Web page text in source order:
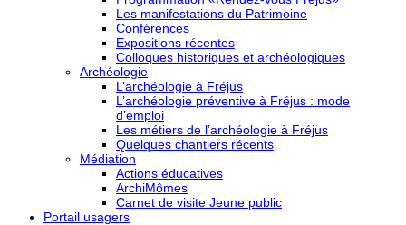
Les manifestations du Patrimoine
Conférences
Expositions récentes
Colloques historiques et archéologiques
Archéologie
L’archéologie à Fréjus
L’archéologie préventive à Fréjus : mode
d’emploi
Les métiers de l’archéologie à Fréjus
Quelques chantiers récents
Médiation
Actions éducatives
ArchiMômes
Carnet de visite Jeune public
Portail usagers